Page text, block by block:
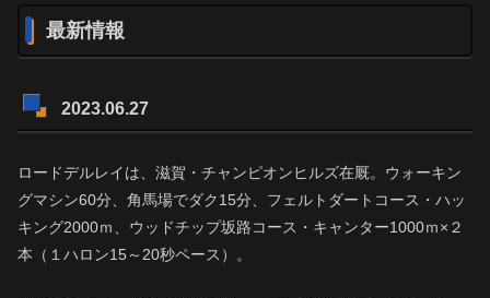
最新情報
2023.06.27
ロードデルレイは、滋賀・チャンピオンヒルズ在厩。ウォーキン
グマシン60分、角馬場でダク15分、フェルトダートコース・ハッ
キング2000ｍ、ウッドチップ坂路コース・キャンター1000ｍ×２
本（１ハロン15～20秒ペース）。